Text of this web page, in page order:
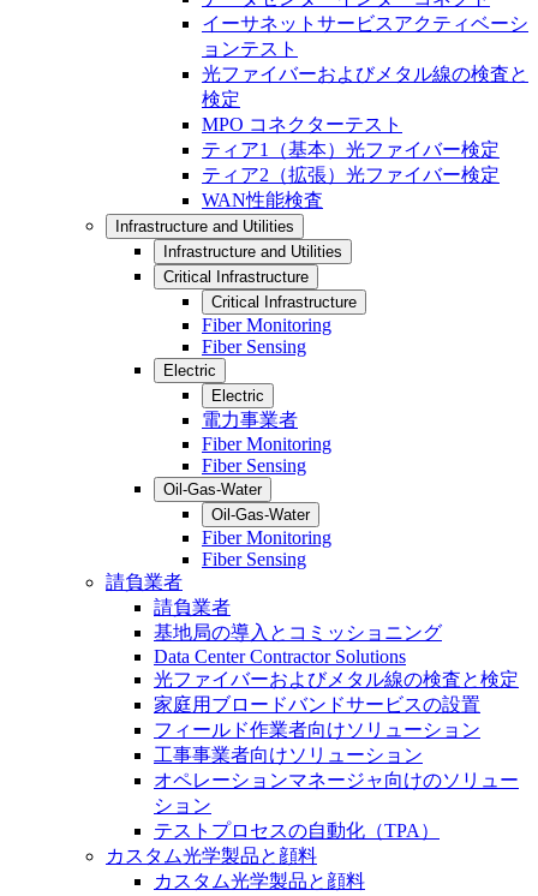
イーサネットサービスアクティベーシ
ョンテスト
光ファイバーおよびメタル線の検査と
検定
MPO コネクターテスト
ティア1（基本）光ファイバー検定
ティア2（拡張）光ファイバー検定
WAN性能検査
Infrastructure and Utilities
Infrastructure and Utilities
Critical Infrastructure
Critical Infrastructure
Fiber Monitoring
Fiber Sensing
Electric
Electric
電力事業者
Fiber Monitoring
Fiber Sensing
Oil-Gas-Water
Oil-Gas-Water
Fiber Monitoring
Fiber Sensing
請負業者
請負業者
基地局の導入とコミッショニング
Data Center Contractor Solutions
光ファイバーおよびメタル線の検査と検定
家庭用ブロードバンドサービスの設置
フィールド作業者向けソリューション
工事事業者向けソリューション
オペレーションマネージャ向けのソリュー
ション
テストプロセスの自動化（TPA）
カスタム光学製品と顔料
カスタム光学製品と顔料